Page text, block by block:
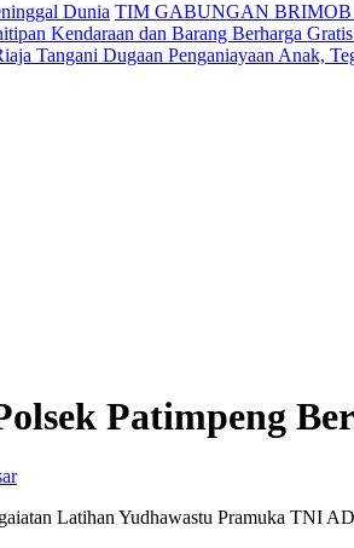
Dunia TIM GABUNGAN
Kendaraan dan Barang Berharga
Tangani Dugaan Penganiayaan Anak,
Patimpeng
Latihan Yudhawastu Pramuka TNI